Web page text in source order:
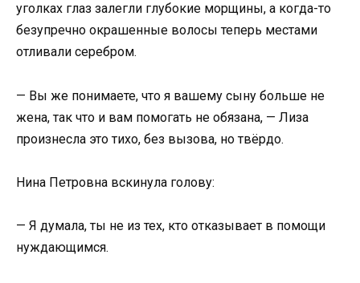
уголках глаз залегли глубокие морщины, а когда-то
безупречно окрашенные волосы теперь местами
отливали серебром.
— Вы же понимаете, что я вашему сыну больше не
жена, так что и вам помогать не обязана, — Лиза
произнесла это тихо, без вызова, но твёрдо.
Нина Петровна вскинула голову:
— Я думала, ты не из тех, кто отказывает в помощи
нуждающимся.